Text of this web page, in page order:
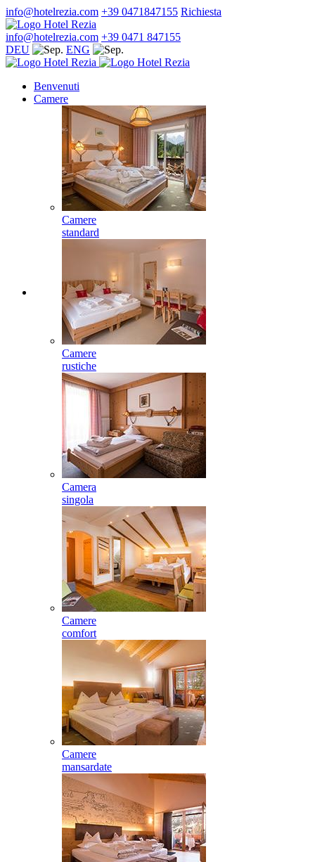
info@hotelrezia.com +39 0471847155 Richiesta
info@hotelrezia.com +39 0471 847155
DEU
ENG
Benvenuti
Camere
Camere
standard
Camere
rustiche
Camera
singola
Camere
comfort
Camere
mansardate